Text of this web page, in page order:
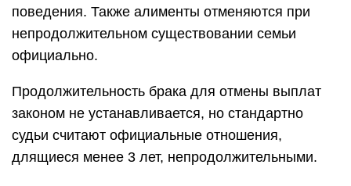
поведения. Также алименты отменяются при
непродолжительном существовании семьи
официально.
Продолжительность брака для отмены выплат
законом не устанавливается, но стандартно
судьи считают официальные отношения,
длящиеся менее 3 лет, непродолжительными.